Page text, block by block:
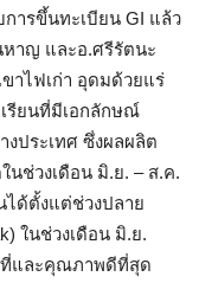
การขึ้นทะเบียน GI แล้ว
าญ และอ.ศรีรัตนะ
าไฟเก่า อุดมด้วยแร่
รียนที่มีเอกลักษณ์
งประเทศ ซึ่งผลผลิต
นช่วงเดือน มิ.ย. – ส.ค.
ได้ตั้งแต่ช่วงปลาย
ในช่วงเดือน มิ.ย.
ที่และคุณภาพดีที่สุด